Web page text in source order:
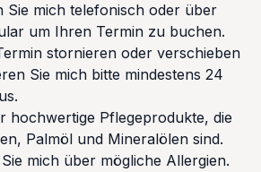
Sie mich telefonisch oder über
um Ihren Termin zu buchen.
stornieren oder verschieben
Sie mich bitte mindestens 24
hochwertige Pflegeprodukte, die
Palmöl und Mineralölen sind.
mich über mögliche Allergien.